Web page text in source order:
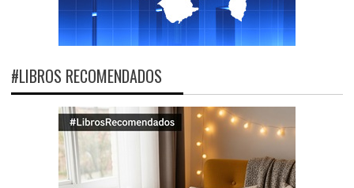
#LIBROS RECOMENDADOS